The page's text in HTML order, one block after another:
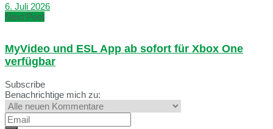
6. Juli 2026
Next Post
MyVideo und ESL App ab sofort für Xbox One
verfügbar
Subscribe
Benachrichtige mich zu: